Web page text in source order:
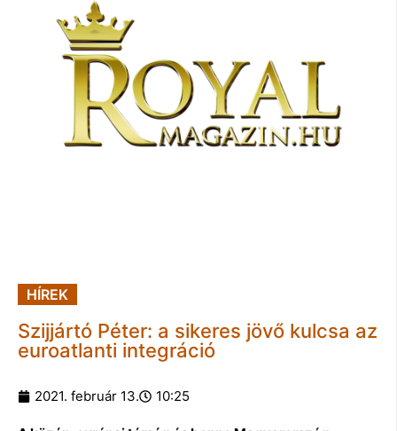
HÍREK
Szijjártó Péter: a sikeres jövő kulcsa az
euroatlanti integráció
2021. február 13. 10:25